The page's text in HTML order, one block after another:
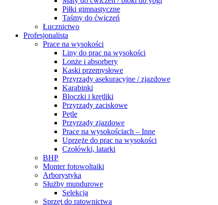
Piłki gimnastyczne
Taśmy do ćwiczeń
Łucznictwo
Profesjonalista
Prace na wysokości
Liny do prac na wysokości
Lonże i absorbery
Kaski przemysłowe
Przyrządy asekuracyjne / zjazdowe
Karabinki
Bloczki i krętliki
Przyrządy zaciskowe
Pętle
Przyrządy zjazdowe
Prace na wysokościach – Inne
Uprzęże do prac na wysokości
Czołówki, latarki
BHP
Monter fotowoltaiki
Arborystyka
Służby mundurowe
Selekcja
Sprzęt do ratownictwa